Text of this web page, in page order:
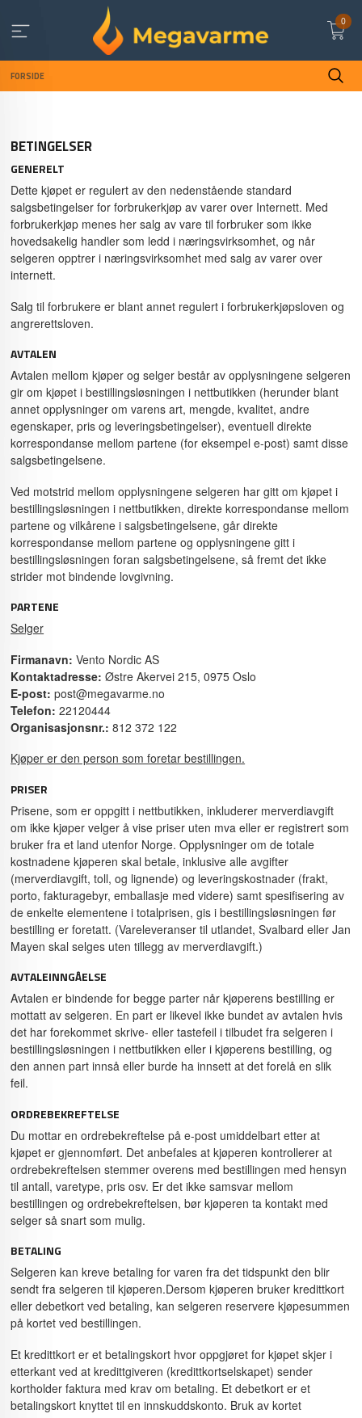
innholdet
0
FORSIDE
BETINGELSER
GENERELT
Dette kjøpet er regulert av den nedenstående standard
salgsbetingelser for forbrukerkjøp av varer over Internett. Med
forbrukerkjøp menes her salg av vare til forbruker som ikke
hovedsakelig handler som ledd i næringsvirksomhet, og når
selgeren opptrer i næringsvirksomhet med salg av varer over
internett.
Salg til forbrukere er blant annet regulert i forbrukerkjøpsloven og
angrerettsloven.
AVTALEN
Avtalen mellom kjøper og selger består av opplysningene selgeren
gir om kjøpet i bestillingsløsningen i nettbutikken (herunder blant
annet opplysninger om varens art, mengde, kvalitet, andre
egenskaper, pris og leveringsbetingelser), eventuell direkte
korrespondanse mellom partene (for eksempel e-post) samt disse
salgsbetingelsene.
Ved motstrid mellom opplysningene selgeren har gitt om kjøpet i
bestillingsløsningen i nettbutikken, direkte korrespondanse mellom
partene og vilkårene i salgsbetingelsene, går direkte
korrespondanse mellom partene og opplysningene gitt i
bestillingsløsningen foran salgsbetingelsene, så fremt det ikke
strider mot bindende lovgivning.
PARTENE
Selger
Firmanavn: Vento Nordic AS
Kontaktadresse: Østre Akervei 215, 0975 Oslo
E-post: post@megavarme.no
Telefon: 22120444
Organisasjonsnr.: 812 372 122
Kjøper er den person som foretar bestillingen.
PRISER
Prisene, som er oppgitt i nettbutikken, inkluderer merverdiavgift
om ikke kjøper velger å vise priser uten mva eller er registrert som
bruker fra et land utenfor Norge. Opplysninger om de totale
kostnadene kjøperen skal betale, inklusive alle avgifter
(merverdiavgift, toll, og lignende) og leveringskostnader (frakt,
porto, fakturagebyr, emballasje med videre) samt spesifisering av
de enkelte elementene i totalprisen, gis i bestillingsløsningen før
bestilling er foretatt. (Vareleveranser til utlandet, Svalbard eller Jan
Mayen skal selges uten tillegg av merverdiavgift.)
AVTALEINNGÅELSE
Avtalen er bindende for begge parter når kjøperens bestilling er
mottatt av selgeren. En part er likevel ikke bundet av avtalen hvis
det har forekommet skrive- eller tastefeil i tilbudet fra selgeren i
bestillingsløsningen i nettbutikken eller i kjøperens bestilling, og
den annen part innså eller burde ha innsett at det forelå en slik
feil.
ORDREBEKREFTELSE
Du mottar en ordrebekreftelse på e-post umiddelbart etter at
kjøpet er gjennomført. Det anbefales at kjøperen kontrollerer at
ordrebekreftelsen stemmer overens med bestillingen med hensyn
til antall, varetype, pris osv. Er det ikke samsvar mellom
bestillingen og ordrebekreftelsen, bør kjøperen ta kontakt med
selger så snart som mulig.
BETALING
Selgeren kan kreve betaling for varen fra det tidspunkt den blir
sendt fra selgeren til kjøperen.Dersom kjøperen bruker kredittkort
eller debetkort ved betaling, kan selgeren reservere kjøpesummen
på kortet ved bestillingen.
Et kredittkort er et betalingskort hvor oppgjøret for kjøpet skjer i
etterkant ved at kredittgiveren (kredittkortselskapet) sender
kortholder faktura med krav om betaling. Et debetkort er et
betalingskort knyttet til en innskuddskonto. Bruk av kortet